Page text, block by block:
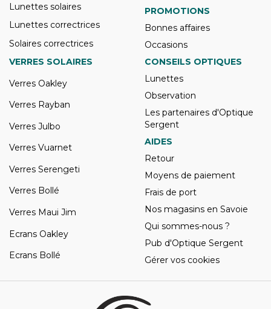
Lunettes solaires
Lunettes correctrices
Solaires correctrices
PROMOTIONS
Bonnes affaires
Occasions
VERRES SOLAIRES
Verres Oakley
Verres Rayban
Verres Julbo
Verres Vuarnet
Verres Serengeti
Verres Bollé
Verres Maui Jim
Ecrans Oakley
Ecrans Bollé
CONSEILS OPTIQUES
Lunettes
Observation
Les partenaires d'Optique
Sergent
AIDES
Retour
Moyens de paiement
Frais de port
Nos magasins en Savoie
Qui sommes-nous ?
Pub d'Optique Sergent
Gérer vos cookies